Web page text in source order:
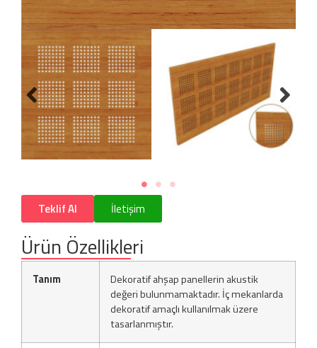
Teklif Al İletişim
Ürün Özellikleri
Tanım
Dekoratif ahşap panellerin akustik
değeri bulunmamaktadır. İç mekanlarda
dekoratif amaçlı kullanılmak üzere
tasarlanmıştır.